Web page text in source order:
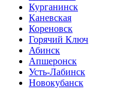
Курганинск
Каневская
Кореновск
Горячий Ключ
Абинск
Апшеронск
Усть-Лабинск
Новокубанск